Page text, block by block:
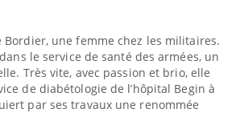
Bordier, une femme chez les militaires.
le service de santé des armées, un
Très vite, avec passion et brio, elle
de diabétologie de l’hôpital Begin à
par ses travaux une renommée